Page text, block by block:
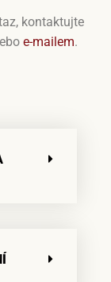
kontaktujte
e-mailem.